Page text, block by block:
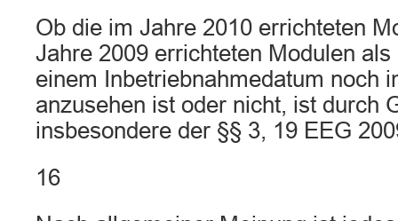
Ob die im Jahre 2010 errichteten
Jahre 2009 errichteten Modulen
einem Inbetriebnahmedatum noch
anzusehen ist oder nicht, ist durch
insbesondere der §§ 3, 19 EEG
16